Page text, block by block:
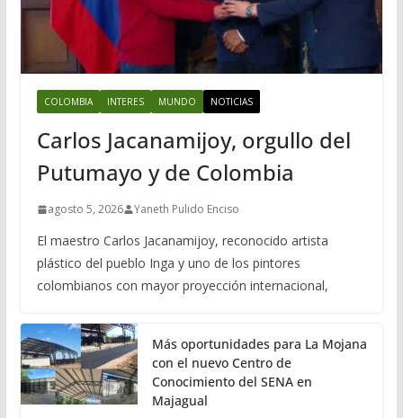
COLOMBIA INTERES MUNDO NOTICIAS
Carlos Jacanamijoy, orgullo del
Putumayo y de Colombia
agosto 5, 2026 Yaneth Pulido Enciso
El maestro Carlos Jacanamijoy, reconocido artista
plástico del pueblo Inga y uno de los pintores
colombianos con mayor proyección internacional,
Más oportunidades para La Mojana
con el nuevo Centro de
Conocimiento del SENA en
Majagual